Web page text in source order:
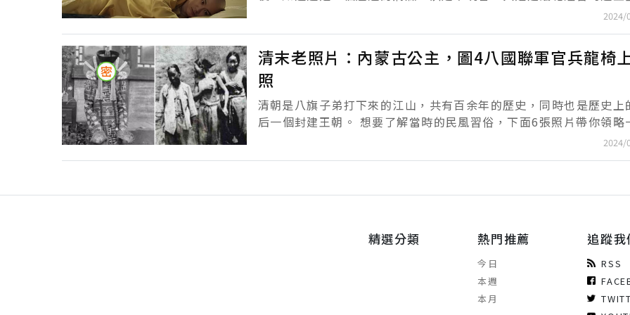
富察氏的宮中，同吃同住一百天，此病便能自行痊癒。黃元御的話雖
2024/
清末老照片：內蒙古公主，圖4八國聯軍官兵龍椅
照
清朝是八旗子弟打下來的江山，共有百余年的歷史，同時也是歷史上
后一個封建王朝。 想要了解當時的民風習俗，下面6張照片帶你領略一下
晚清風采，不僅有蒙古公主，還有八國聯軍在龍椅上的照片！ 圖1：...
2024/
精選分類 熱門推薦
今日
本週
本月
追蹤我
RSS